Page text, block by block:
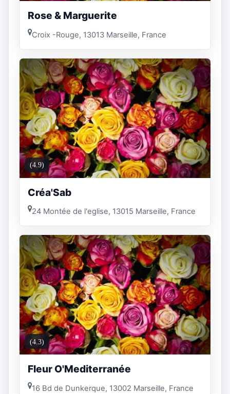
Rose & Marguerite
Croix -Rouge, 13013 Marseille, France
(4.9)
Créa'Sab
24 Montée de l'eglise, 13015 Marseille, France
(4.3)
Fleur O'Mediterranée
16 Bd de Dunkerque, 13002 Marseille, France